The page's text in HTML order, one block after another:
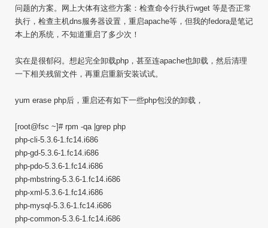
问题的方案。网上大体有这些方案：检查命令行执行wget 等是否正常
执行，检查主机dns服务器设置，重启apache等，但我的fedora是笔记
本上的系统，不知道重启了多少次！
实在是很郁闷。想起完全卸载php，甚至连apache也卸载，然后清理
一下相关残留文件，再重启重新安装试试。
yum erase php后，重启还有如下一些php包没的卸载，
[root@fsc ~]# rpm -qa |grep php
php-cli-5.3.6-1.fc14.i686
php-gd-5.3.6-1.fc14.i686
php-pdo-5.3.6-1.fc14.i686
php-mbstring-5.3.6-1.fc14.i686
php-xml-5.3.6-1.fc14.i686
php-mysql-5.3.6-1.fc14.i686
php-common-5.3.6-1.fc14.i686